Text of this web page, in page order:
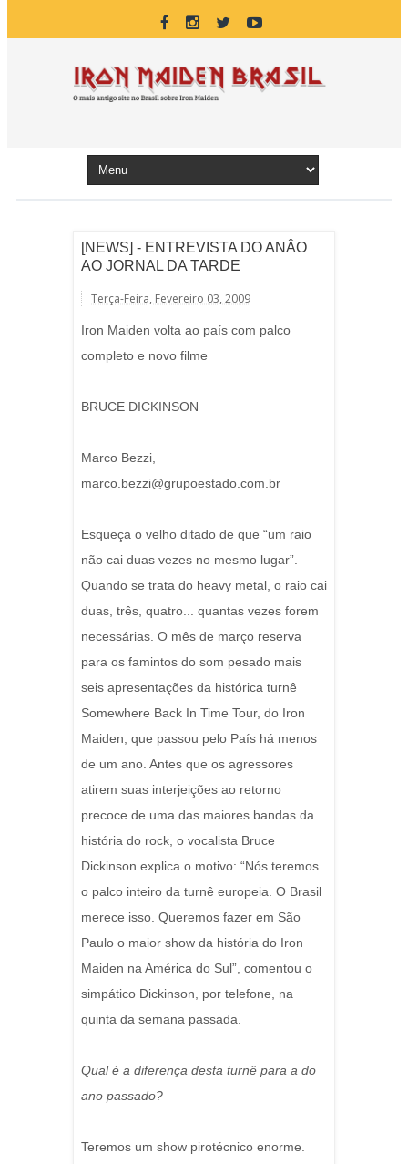
[NEWS] - ENTREVISTA DO ANÂO
AO JORNAL DA TARDE
Terça-Feira, Fevereiro 03, 2009
Iron Maiden volta ao país com palco
completo e novo filme
BRUCE DICKINSON
Marco Bezzi,
marco.bezzi@grupoestado.com.br
Esqueça o velho ditado de que “um raio
não cai duas vezes no mesmo lugar”.
Quando se trata do heavy metal, o raio cai
duas, três, quatro... quantas vezes forem
necessárias. O mês de março reserva
para os famintos do som pesado mais
seis apresentações da histórica turnê
Somewhere Back In Time Tour, do Iron
Maiden, que passou pelo País há menos
de um ano. Antes que os agressores
atirem suas interjeições ao retorno
precoce de uma das maiores bandas da
história do rock, o vocalista Bruce
Dickinson explica o motivo: “Nós teremos
o palco inteiro da turnê europeia. O Brasil
merece isso. Queremos fazer em São
Paulo o maior show da história do Iron
Maiden na América do Sul”, comentou o
simpático Dickinson, por telefone, na
quinta da semana passada.
Qual é a diferença desta turnê para a do
ano passado?
Teremos um show pirotécnico enorme.